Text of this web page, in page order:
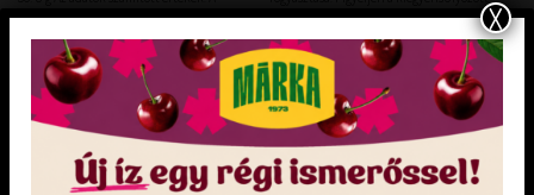
tápérték adatok tájékoztató jellegűek! A
csomagoláson feltüntetett aktuális [...]
KEDVENCEM!
és változott táplálkozásra.
KEDVENCEM!
X